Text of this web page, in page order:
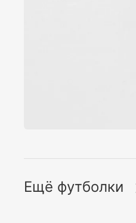
Ещё футболки